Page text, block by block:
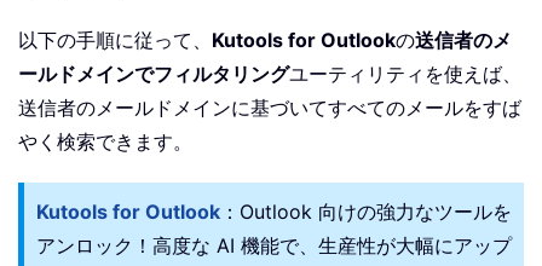
以下の手順に従って、 Kutools for Outlookの送信者のメ
ールドメインでフィルタリングユーティリティを使えば、
送信者のメールドメインに基づいてすべてのメールをすば
やく検索できます。
Kutools for Outlook ：Outlook 向けの強力なツールを
アンロック！高度な AI 機能で、生産性が大幅にアップ